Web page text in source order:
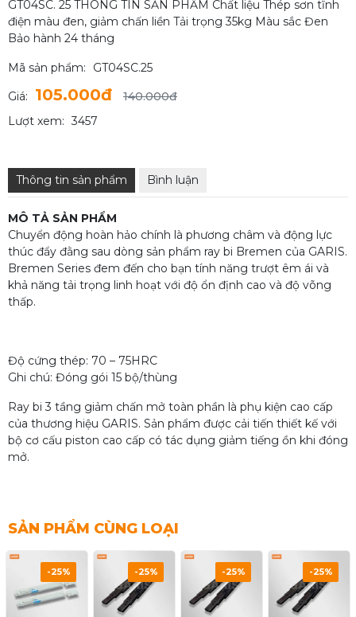
GT04SC. 25 THÔNG TIN SẢN PHẨM Chất liệu Thép sơn tĩnh
điện màu đen, giảm chấn liền Tải trọng 35kg Màu sắc Đen
Bảo hành 24 tháng
Mã sản phẩm:
GT04SC.25
Giá:
105.000đ
140.000đ
Lượt xem: 3457
Thông tin sản phẩm Bình luận
MÔ TẢ SẢN PHẨM
Chuyển động hoàn hảo chính là phương châm và động lực
thúc đẩy đằng sau dòng sản phẩm ray bi Bremen của GARIS.
Bremen Series đem đến cho bạn tính năng trượt êm ái và
khả năng tải trọng linh hoạt với độ ổn định cao và độ võng
thấp.
Độ cứng thép: 70 – 75HRC
Ghi chú: Đóng gói 15 bộ/thùng
Ray bi 3 tầng giảm chấn mở toàn phần là phụ kiện cao cấp
của thương hiệu GARIS. Sản phẩm được cải tiến thiết kế với
bộ cơ cấu piston cao cấp có tác dụng giảm tiếng ồn khi đóng
mở.
SẢN PHẨM CÙNG LOẠI
-25% -25% -25% -25%